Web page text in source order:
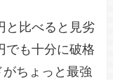
と比べると見劣
でも十分に破格
ちょっと最強